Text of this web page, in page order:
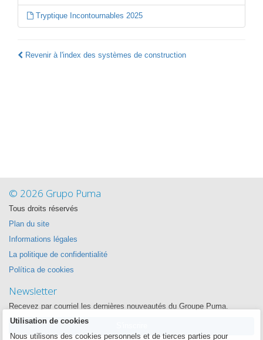
Tryptique Incontournables 2025
Revenir à l'index des systèmes de construction
© 2026 Grupo Puma
Tous droits réservés
Plan du site
Informations légales
La politique de confidentialité
Política de cookies
Newsletter
Recevez par courriel les dernières nouveautés du Groupe Puma.
Utilisation de cookies
Nous utilisons des cookies personnels et de tierces parties pour